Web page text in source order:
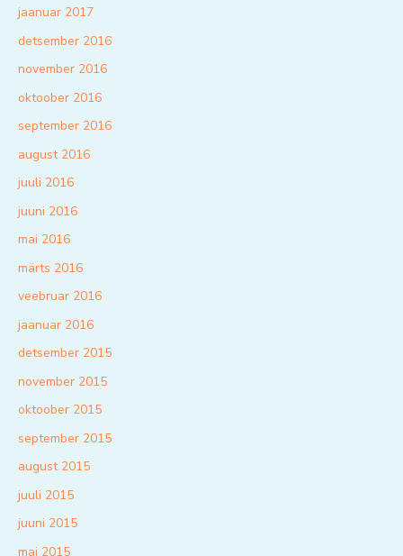
jaanuar 2017
detsember 2016
november 2016
oktoober 2016
september 2016
august 2016
juuli 2016
juuni 2016
mai 2016
märts 2016
veebruar 2016
jaanuar 2016
detsember 2015
november 2015
oktoober 2015
september 2015
august 2015
juuli 2015
juuni 2015
mai 2015